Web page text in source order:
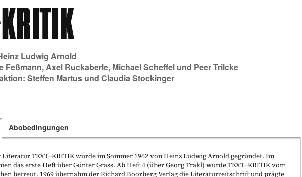
Ludwig Arnold
Feßmann,Axel Ruckaberle, Michael Scheffel und Peer Trilcke
Steffen Martus und Claudia Stockinger
TEXT+KRITIK wurde im Sommer 1962 von Heinz Ludwig Arnold gegründet. Im
das erste Heft über Günter Grass. Ab Heft 4 (über Georg Trakl) wurde TEXT+KRITIK vom
betreut. 1969 übernahm der Richard Boorberg Verlag die Literaturzeitschrift und prägte
Abobedingungen